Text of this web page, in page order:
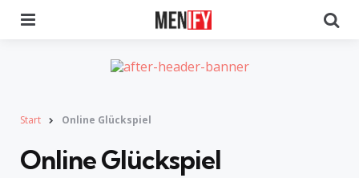
Start Online Glückspiel
Online Glückspiel